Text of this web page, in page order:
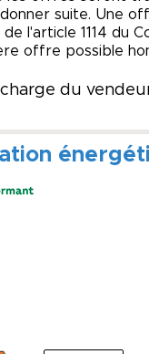
donner suite. Une
l'article 1114 du
offre possible
du